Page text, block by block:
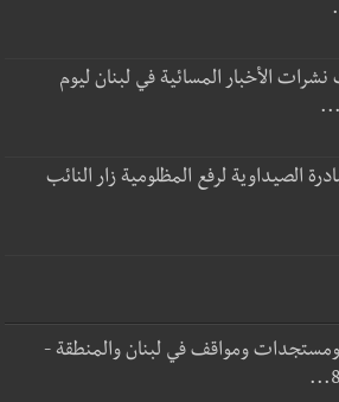
الأخبار المسائية في لبنان ليوم
الصيداوية لرفع المظلومية زار النائب
ومواقف في لبنان والمنطقة -